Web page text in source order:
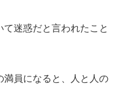
迷惑だと言われたこと
満員になると、人と人の